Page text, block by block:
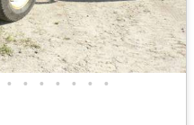
• • • • • • •